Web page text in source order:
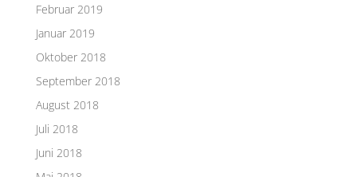
Februar 2019
Januar 2019
Oktober 2018
September 2018
August 2018
Juli 2018
Juni 2018